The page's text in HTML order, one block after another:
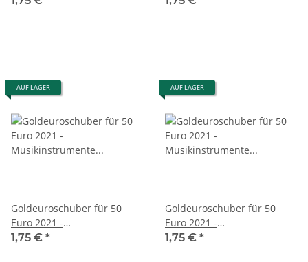
AUF LAGER
Goldeuroschuber für 50
Euro 2021 -
Musikinstrumente - Pauke -
1,75 € *
AUF LAGER
Goldeuroschuber für 50
Euro 2021 -
Musikinstrumente - Pauke -
1,75 € *